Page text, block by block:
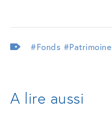
#Fonds #Patrimoine
A lire aussi